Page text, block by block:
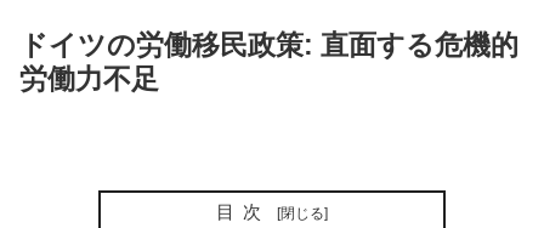
ドイツの労働移民政策: 直面する危機的
労働力不足
目次